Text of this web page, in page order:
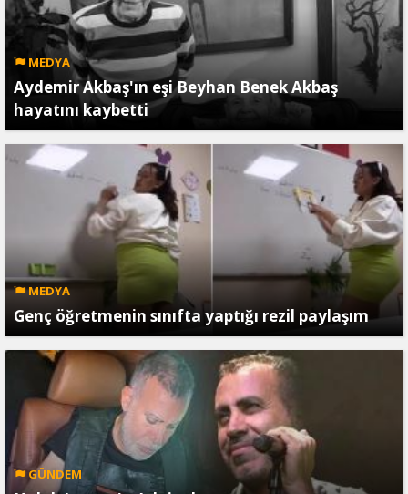
MEDYA
Aydemir Akbaş'ın eşi Beyhan Benek Akbaş
hayatını kaybetti
MEDYA
Genç öğretmenin sınıfta yaptığı rezil paylaşım
GÜNDEM